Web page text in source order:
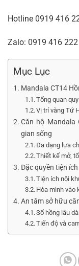
Hotline 0919 416
Zalo: 0919 416 222
Mục Lục
Mandala CT14
Tổng quan
Vị trí vàng Tứ
Căn hộ Mandala
gian sống
Đa dạng lựa
Thiết kế mở,
Đặc quyền tiện
Tiện ích nội
Hòa mình vào
An tâm sở hữu
Sổ hồng lâu
Tiến độ và